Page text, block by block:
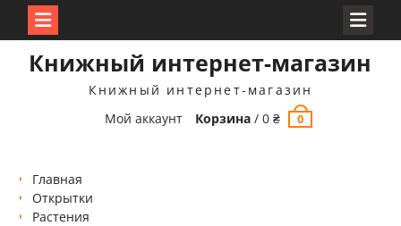
Книжный интернет-магазин
Книжный интернет-магазин
Мой аккаунт
Корзина /0₴ 0
Главная
Открытки
Растения